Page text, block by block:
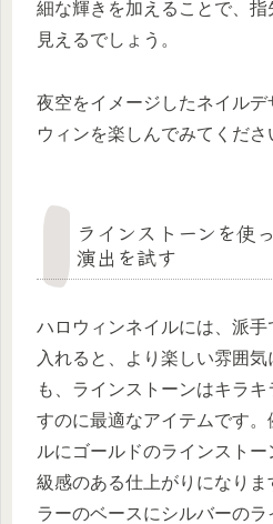
細な輝きを加えることで、
見えるでしょう。
夜空をイメージしたネイルデ
ウィンを楽しんでみてくださ
ラインストーンを使
演出を試す
ハロウィンネイルには、派手
入れると、より楽しい雰囲
も、ラインストーンはキラ
すのに最適なアイテムです。
ルにゴールドのラインスト
級感のある仕上がりになり
ラーのベースにシルバーの